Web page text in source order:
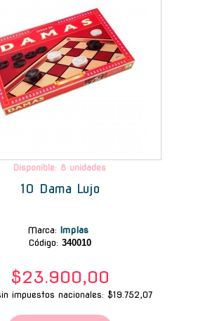
Disponible: 8 unidades
10 Dama Lujo
Marca: Implas
Código: 340010
$23.900,00
impuestos nacionales: $19.752,07